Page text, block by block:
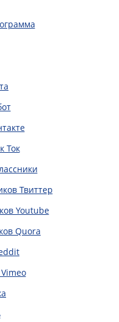
Ток
Твиттер
Youtube
Quora